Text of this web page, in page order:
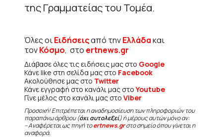
της Γραμματείας του Τομέα.
Όλες οιΕιδήσειςαπό τηνΕλλάδακαι
τονΚόσμο, στο ertnews.gr
Διάβασε όλες τις ειδήσεις μας στο Google
Κάνε like στη σελίδα μας στο Facebook
Ακολούθησε μας στο Twitter
Κάνε εγγραφή στο κανάλι μας στοYoutube
Γίνε μέλος στο κανάλι μας στο Viber
Προσοχή! Επιτρέπεται η αναδημοσίευση των πληροφοριών του
παραπάνω άρθρου (όχι αυτολεξεί) ή μέρους αυτών μόνο αν:
– Αναφέρεται ως πηγή τοertnews.grστο σημείο όπου γίνεται η
αναφορά.